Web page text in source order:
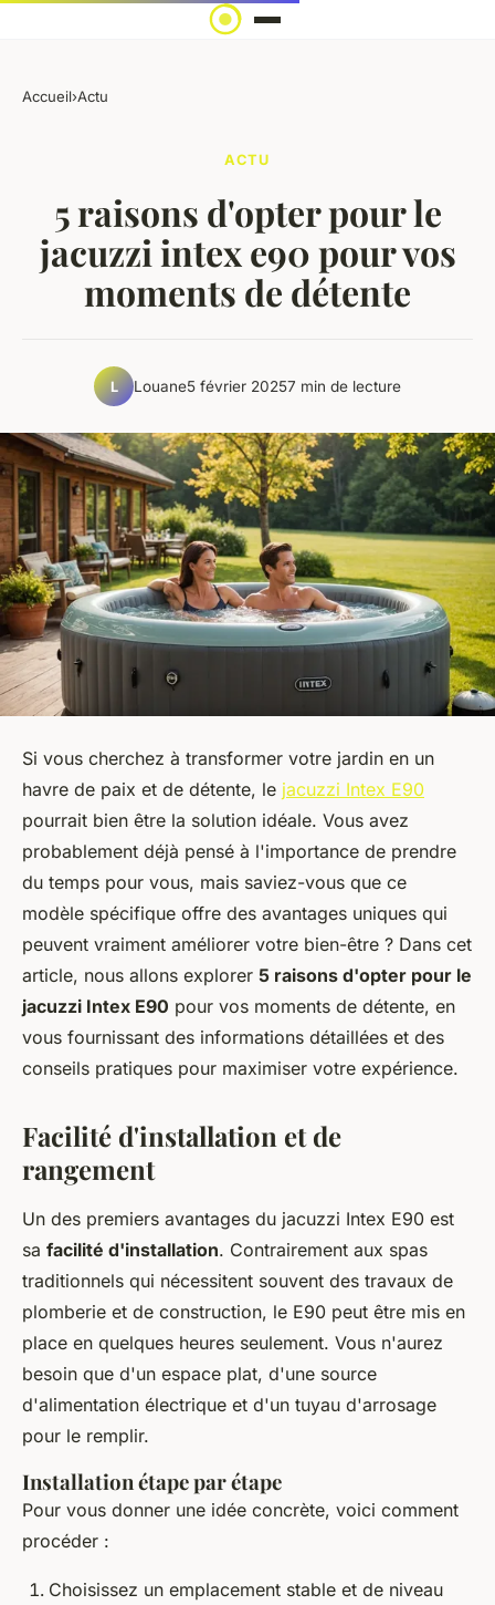
Accueil›Actu
ACTU
5 raisons d'opter pour le
jacuzzi intex e90 pour vos
moments de détente
L Louane5 février 20257 min de lecture
Si vous cherchez à transformer votre jardin en un
havre de paix et de détente, le jacuzzi Intex E90
pourrait bien être la solution idéale. Vous avez
probablement déjà pensé à l'importance de prendre
du temps pour vous, mais saviez-vous que ce
modèle spécifique offre des avantages uniques qui
peuvent vraiment améliorer votre bien-être ? Dans cet
article, nous allons explorer 5 raisons d'opter pour le
jacuzzi Intex E90 pour vos moments de détente, en
vous fournissant des informations détaillées et des
conseils pratiques pour maximiser votre expérience.
Facilité d'installation et de
rangement
Un des premiers avantages du jacuzzi Intex E90 est
sa facilité d'installation. Contrairement aux spas
traditionnels qui nécessitent souvent des travaux de
plomberie et de construction, le E90 peut être mis en
place en quelques heures seulement. Vous n'aurez
besoin que d'un espace plat, d'une source
d'alimentation électrique et d'un tuyau d'arrosage
pour le remplir.
Installation étape par étape
Pour vous donner une idée concrète, voici comment
procéder :
Choisissez un emplacement stable et de niveau